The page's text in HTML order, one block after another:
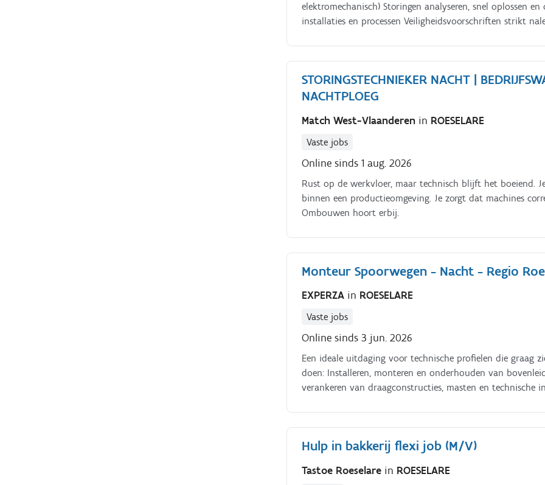
elektromechanisch) Storingen analyseren, snel oplossen
installaties en processen Veiligheidsvoorschriften strikt
STORINGSTECHNIEKER NACHT |
NACHTPLOEG
Match West-Vlaanderen in ROESELARE
Vaste jobs
Online sinds 1 aug. 2026
Rust op de werkvloer, maar technisch blijft het boeiend.
binnen een productieomgeving. Je zorgt dat machines
Ombouwen hoort erbij.
Monteur Spoorwegen - Nacht - Regio
EXPERZA in ROESELARE
Vaste jobs
Online sinds 3 jun. 2026
Een ideale uitdaging voor technische profielen die graag
doen: Installeren, monteren en onderhouden van
verankeren van draagconstructies, masten en
technische defecten om een veilige en continue werking
technische tekeningen, elektrische schema's en
hoogtewerkers, spoorwegkranen en
projecten efficiënt en kwalitatief uit te voeren.
Hulp in bakkerij flexi job (M/V)
Tastoe Roeselare in ROESELARE